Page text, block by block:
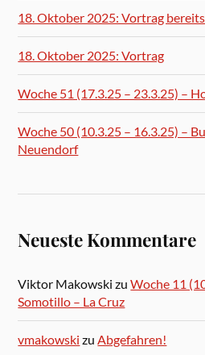
18. Oktober 2025: Vortrag
18. Oktober 2025: Vortrag
Woche 51 (17.3.25 – 23.3.25) –
Woche 50 (10.3.25 – 16.3.25) –
Neuendorf
Neueste Kommentare
Viktor Makowski zuWoche 11
Somotillo – La Cruz
vmakowski zuAbgefahren!